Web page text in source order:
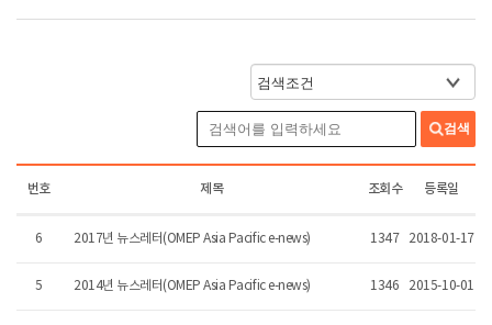
검색
번호 제목 조회수 등록일
6 2017년 뉴스레터(OMEP Asia Pacific e-news) 1347 2018-01-17
5 2014년 뉴스레터(OMEP Asia Pacific e-news) 1346 2015-10-01